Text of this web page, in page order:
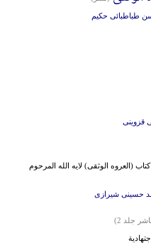
طباطبائی حکیم
قزوینی
(العروه‌ الوثقی‌) لایه‌ الله‌ المرحوم‌
حسینی شیرازی
جلد 2)